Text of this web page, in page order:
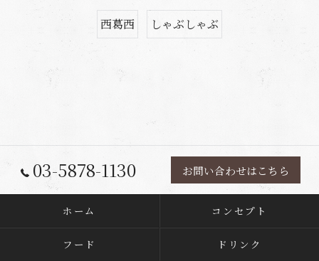
西葛西 しゃぶしゃぶ
03-5878-1130 お問い合わせはこちら
ホーム コンセプト
フード ドリンク